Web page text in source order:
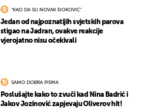
"KAO DA SU NOVAK ĐOKOVIĆ"
Jedan od najpoznatijih svjetskih parova
stigao na Jadran, ovakve reakcije
vjerojatno nisu očekivali
SAMO DOBRA PISMA
Poslušajte kako to zvuči kad Nina Badrić i
Jakov Jozinović zapjevaju Oliverov hit!